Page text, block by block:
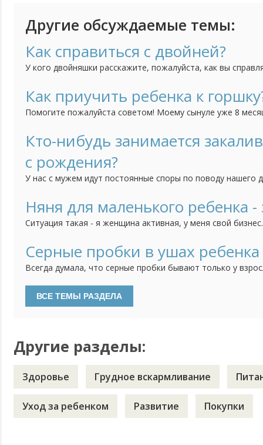
Другие обсуждаемые темы:
Как справиться с двойней?
У кого двойняшки расскажите, пожалуйста, как вы
Как приучить ребенка к
Помогите пожалуйста советом! Моему сынуле уже 8
тем труднее нам с ним вместе придется. Но он
горшок, никакие отвлечения, игрушки, книжки не
Кто-нибудь занимается
с рождения?
У нас с мужем идут постоянные споры по поводу нашего
кажется, что он еще слишком мал для этого и мне его
закалять? Что выносить его раздетым на улицу? Или
Няня для маленького ребенка
Ситуация такая - я женщина активная, у меня свой
работу люди, которые работают с самого начала со
слаженный коллектив. И мне их естественно очень
Серные пробки в ушах ребенка
Всегда думала, что серные пробки бывают только у
сыну, увидела в глубине белое вещество и посередине
Вспомнила, что в последнее время ребенок стал хуже
Другие разделы:
Здоровье Грудное вскармливание
Уход за ребенком Развитие Покупки